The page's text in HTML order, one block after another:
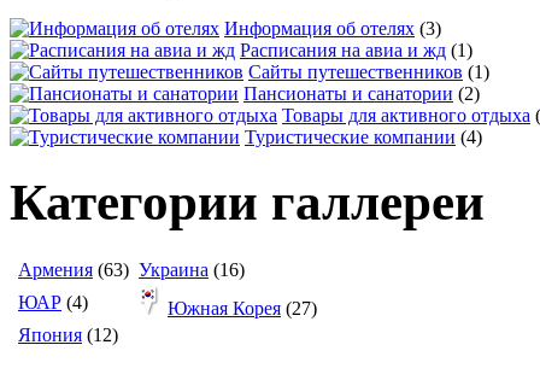
Информация об отелях (3)
Расписания на авиа и жд (1)
Сайты путешественников (1)
Пансионаты и санатории (2)
Товары для активного отдыха
Туристические компании (4)
Категории галлереи
Армения (63) Украина (16)
ЮАР (4) Южная Корея (27)
Япония (12)